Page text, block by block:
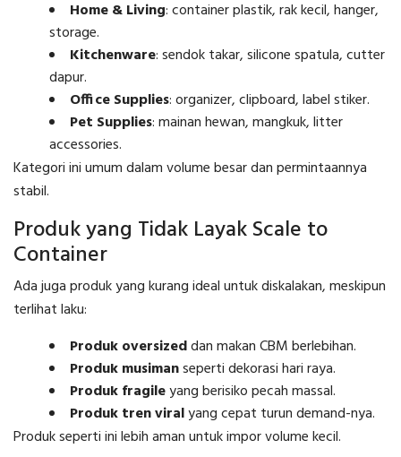
Home & Living: container plastik, rak kecil, hanger,
storage.
Kitchenware: sendok takar, silicone spatula, cutter
dapur.
Office Supplies: organizer, clipboard, label stiker.
Pet Supplies: mainan hewan, mangkuk, litter
accessories.
Kategori ini umum dalam volume besar dan permintaannya
stabil.
Produk yang Tidak Layak Scale to
Container
Ada juga produk yang kurang ideal untuk diskalakan, meskipun
terlihat laku:
Produk oversizeddan makan CBM berlebihan.
Produk musimanseperti dekorasi hari raya.
Produk fragileyang berisiko pecah massal.
Produk tren viralyang cepat turun demand-nya.
Produk seperti ini lebih aman untuk impor volume kecil.